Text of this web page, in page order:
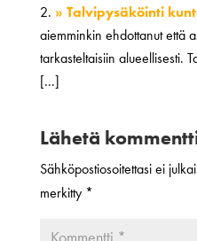
» Talvipysäköinti
aiemminkin ehdottanut että
tarkasteltaisiin alueellisesti.
[...]
Lähetä
Sähköpostiosoitettasi ei
merkitty *